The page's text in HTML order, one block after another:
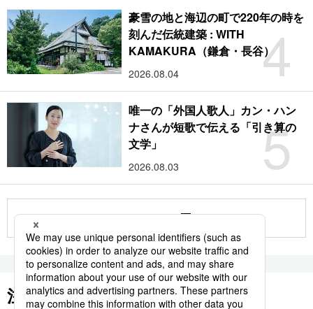
4
豪雪の地と海辺の町で220年の時を
刻んだ伝統建築 : WITH
KAMAKURA（鎌倉・長谷）
2026.08.04
5
唯一の「外国人歌人」カン・ハン
ナさんが短歌で伝える「引き算の
文学」
2026.08.03
もっと見る
注目のキーワード